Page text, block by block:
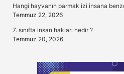
Hangi hayvanın parmak izi insana
Temmuz 22, 2026
7. sınıfta insan hakları nedir ?
Temmuz 20, 2026